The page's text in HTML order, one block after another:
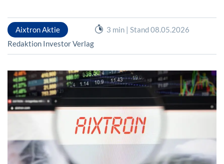
Aixtron Aktie
3 min | Stand 08.05.2026
Redaktion Investor Verlag